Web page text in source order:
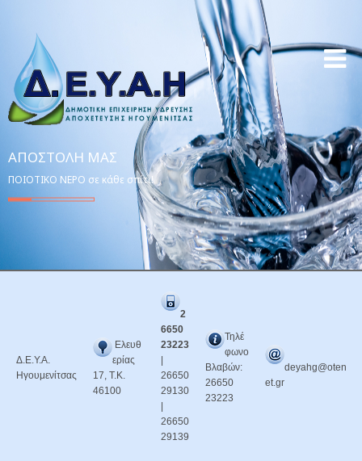
ΑΠΟΣΤΟΛΉ ΜΑΣ
ΠΟΙΟΤΙΚΟ ΝΕΡΟ σε κάθε σπίτι!
Δ.Ε.Υ.Α.
Ηγουμενίτσας
Ελευθ
ερίας
17, Τ.Κ.
46100
2
6650
23223
26650
29130
26650
29139
Τηλέ
φωνο
Βλαβών:
26650
23223
deyahg@oten
et.gr